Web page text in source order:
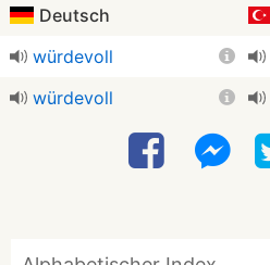
Deutsch
würdevoll
würdevoll